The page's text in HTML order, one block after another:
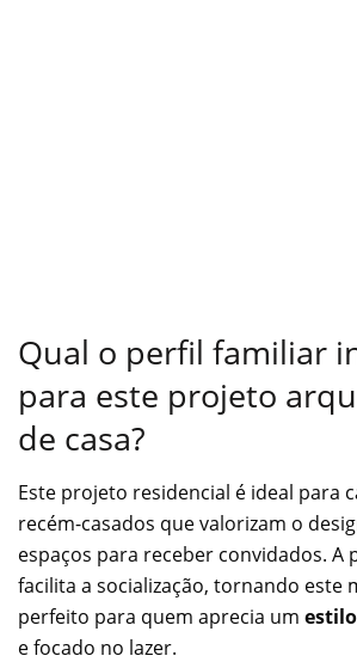
Qual o perfil familiar
para este projeto
de casa?
Este projeto residencial é ideal para
recém-casados que valorizam o
espaços para receber convidados. A
facilita a socialização, tornando este
perfeito para quem aprecia um estilo
e focado no lazer.